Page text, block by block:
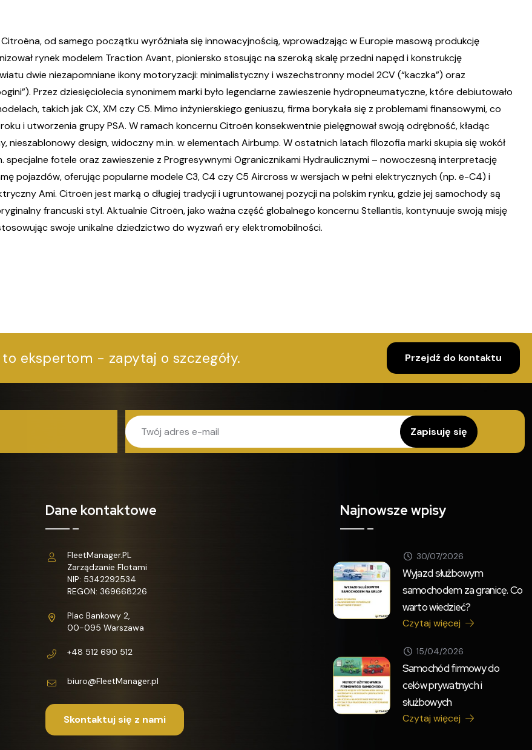
od samego początku wyróżniała się innowacyjnością, wprowadzając w Europie masową produkcję
rynek modelem Traction Avant, pioniersko stosując na szeroką skalę przedni napęd i konstrukcję
dwie niezapomniane ikony motoryzacji: minimalistyczny i wszechstronny model 2CV (“kaczka”) oraz
Przez dziesięciolecia synonimem marki było legendarne zawieszenie hydropneumatyczne, które debiutowało
takich jak CX, XM czy C5. Mimo inżynierskiego geniuszu, firma borykała się z problemami finansowymi, co
i utworzenia grupy PSA. W ramach koncernu Citroën konsekwentnie pielęgnował swoją odrębność, kładąc
design, widoczny m.in. w elementach Airbump. W ostatnich latach filozofia marki skupia się wokół
fotele oraz zawieszenie z Progresywnymi Ogranicznikami Hydraulicznymi – nowoczesną interpretację
pojazdów, oferując popularne modele C3, C4 czy C5 Aircross w wersjach w pełni elektrycznych (np. ë-C4) i
Ami. Citroën jest marką o długiej tradycji i ugruntowanej pozycji na polskim rynku, gdzie jej samochody są
francuski styl. Aktualnie Citroën, jako ważna część globalnego koncernu Stellantis, kontynuuje swoją misję
swoje unikalne dziedzictwo do wyzwań ery elektromobilności.
ekspertom - zapytaj o szczegóły. Przejdź do kontaktu
Dane kontaktowe
FleetManager.PL
Zarządzanie Flotami
NIP: 5342292534
REGON: 369668226
Plac Bankowy 2,
00-095 Warszawa
+48 512 690 512
biuro@FleetManager.pl
Skontaktuj się z nami
Najnowsze wpisy
30/07/2026
Wyjazd służbowym
samochodem za granicę. Co
warto wiedzieć?
Czytaj więcej
15/04/2026
Samochód firmowy do
celów prywatnych i
służbowych
Czytaj więcej